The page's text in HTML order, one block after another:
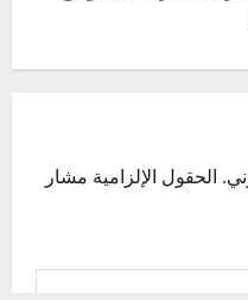
الحقول الإلزامية مشار